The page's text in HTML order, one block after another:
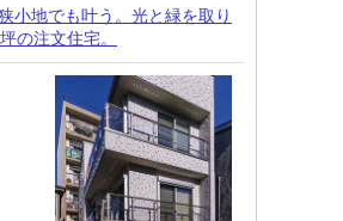
小地でも叶う。光と緑を取り
の注文住宅。